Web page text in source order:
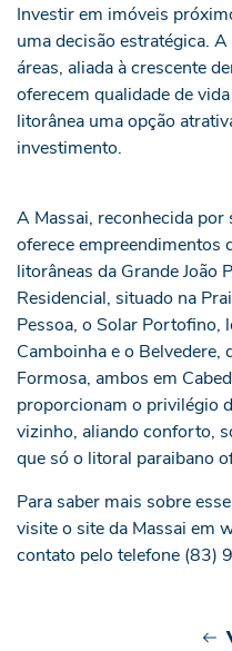
Investir em imóveis
uma decisão estratégica.
áreas, aliada à crescente
oferecem qualidade de
litorânea uma opção
investimento.
A Massai, reconhecida por
oferece empreendimentos
litorâneas da Grande João
Residencial, situado na
Pessoa, o Solar Portofino,
Camboinha e o Belvedere,
Formosa, ambos em
proporcionam o privilégio
vizinho, aliando conforto,
que só o litoral paraibano
Para saber mais sobre
visite o site da Massai em
contato pelo telefone (83)